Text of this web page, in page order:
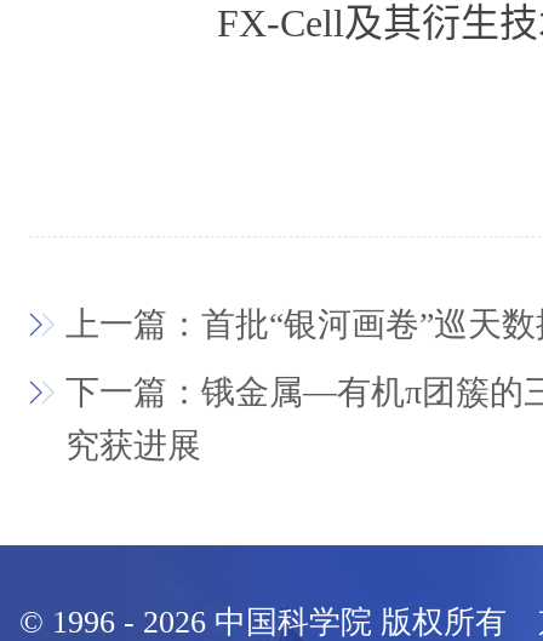
FX-Cell及其衍生
上一篇：首批“银河画卷”巡天
下一篇：锇金属—有机π团簇的
究获进展
© 1996 - 2026 中国科学院 版权所有